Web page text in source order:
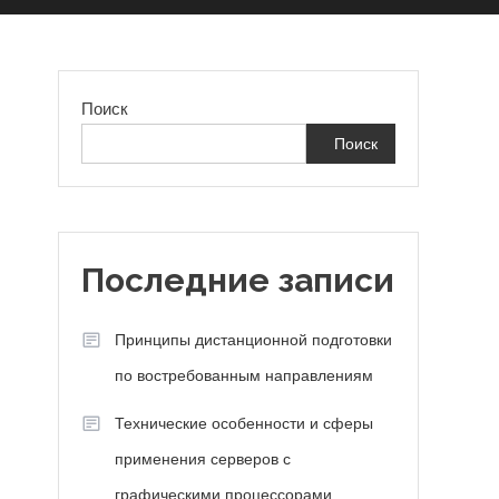
Поиск
Поиск
Последние записи
Принципы дистанционной подготовки
по востребованным направлениям
Технические особенности и сферы
применения серверов с
графическими процессорами